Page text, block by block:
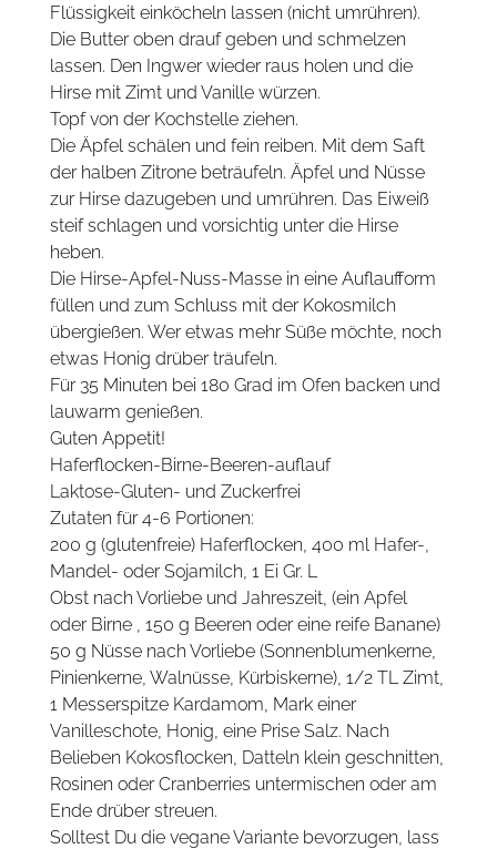
Flüssigkeit einköcheln lassen (nicht umrühren).
Die Butter oben drauf geben und schmelzen
lassen. Den Ingwer wieder raus holen und die
Hirse mit Zimt und Vanille würzen.
Topf von der Kochstelle ziehen.
Die Äpfel schälen und fein reiben. Mit dem Saft
der halben Zitrone beträufeln. Äpfel und Nüsse
zur Hirse dazugeben und umrühren. Das Eiweiß
steif schlagen und vorsichtig unter die Hirse
heben.
Die Hirse-Apfel-Nuss-Masse in eine Auflaufform
füllen und zum Schluss mit der Kokosmilch
übergießen. Wer etwas mehr Süße möchte, noch
etwas Honig drüber träufeln.
Für 35 Minuten bei 180 Grad im Ofen backen und
lauwarm genießen.
Guten Appetit!
Haferflocken-Birne-Beeren-auflauf
Laktose-Gluten- und Zuckerfrei
Zutaten für 4-6 Portionen:
200 g (glutenfreie) Haferflocken, 400 ml Hafer-,
Mandel- oder Sojamilch, 1 Ei Gr. L
Obst nach Vorliebe und Jahreszeit, (ein Apfel
oder Birne , 150 g Beeren oder eine reife Banane)
50 g Nüsse nach Vorliebe (Sonnenblumenkerne,
Pinienkerne, Walnüsse, Kürbiskerne), 1/2 TL Zimt,
1 Messerspitze Kardamom, Mark einer
Vanilleschote, Honig, eine Prise Salz. Nach
Belieben Kokosflocken, Datteln klein geschnitten,
Rosinen oder Cranberries untermischen oder am
Ende drüber streuen.
Solltest Du die vegane Variante bevorzugen, lass